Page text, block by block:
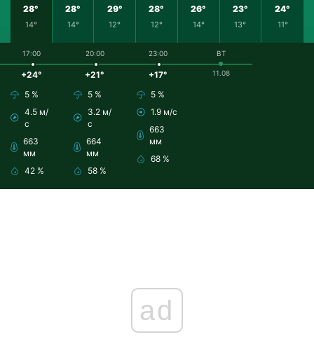
28°
14°
28°
14°
29°
12°
28°
12°
26°
14°
23°
13°
24°
11°
17:00
+24°
5 %
4.5 м/
с
663
мм
42 %
20:00
+21°
5 %
3.2 м/
с
664
мм
58 %
23:00
+17°
5 %
1.9 м/с
663
мм
68 %
ВТ
11.08
ad